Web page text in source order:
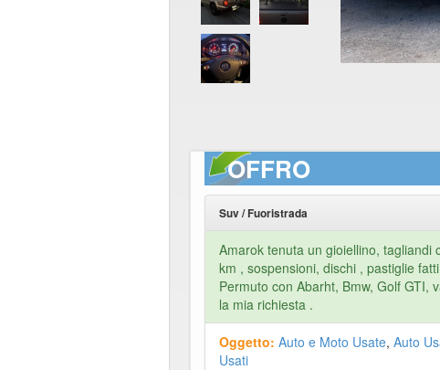
OFFRO
Suv / Fuoristrada
Amarok tenuta un gioiellino, tagliandi
km , sospensioni, dischi , pastiglie
Permuto con Abarht, Bmw, Golf GTI,
la mia richiesta .
Oggetto: Auto e Moto Usate, Auto
Usati